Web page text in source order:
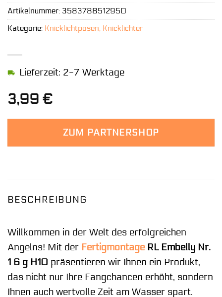
3,99 €
Lieferzeit: 2-7 Werktage
ZUM PARTNERSHOP
Artikelnummer: 3583788512950
Kategorie: Knicklichtposen, Knicklichter
BESCHREIBUNG
Willkommen in der Welt des erfolgreichen
Angelns! Mit der FertigmontageRL Embelly Nr.
1 6 g H10 präsentieren wir Ihnen ein Produkt,
das nicht nur Ihre Fangchancen erhöht, sondern
Ihnen auch wertvolle Zeit am Wasser spart.